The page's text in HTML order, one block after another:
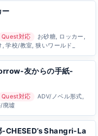
ー
Quest対応
お砂糖, ロッカー,
学校/教室, 狭いワールド_
友からの手紙-
Quest対応
ADV/ノベル形式,
廃墟
-CHESED’s Shangri-La